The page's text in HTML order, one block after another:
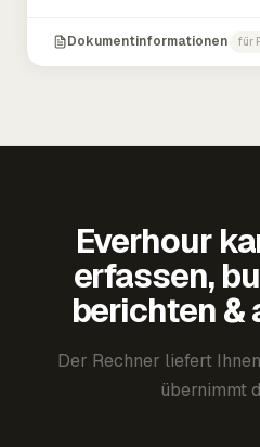
Dokumentinformationen für
Everhour
erfassen,
berichten &
Der Rechner liefert
übernimmt